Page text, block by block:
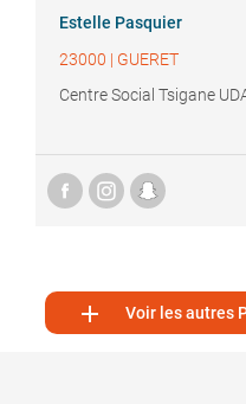
Estelle Pasquier
23000 | GUERET
Centre Social Tsigane
 Voir les autres